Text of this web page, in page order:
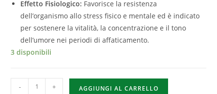
Effetto Fisiologico: Favorisce la resistenza
dell’organismo allo stress fisico e mentale ed è indicato
per sostenere la vitalità, la concentrazione e il tono
dell’umore nei periodi di affaticamento.
3 disponibili
- + AGGIUNGI AL CARRELLO